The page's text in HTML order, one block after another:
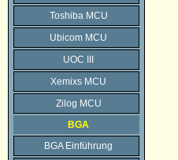
Toshiba MCU
Ubicom MCU
UOC III
Xemixs MCU
Zilog MCU
BGA
BGA Einführung